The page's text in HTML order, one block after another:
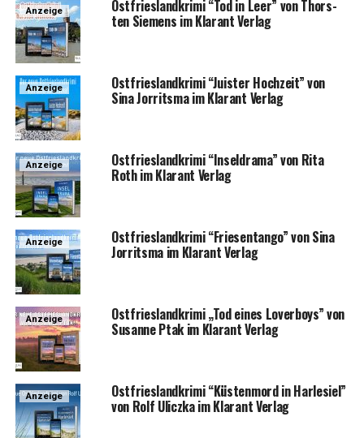
Anzeige Ost­fries­land­kri­mi “Tod in Leer” von Thors­
ten Sie­mens im Klar­ant Verlag
Anzeige Ost­fries­land­kri­mi “Juis­ter Hoch­zeit” von
Sina Jor­rit­s­ma im Klar­ant Verlag
Anzeige Ost­fries­land­kri­mi “Insel­dra­ma” von Rita
Roth im Klar­ant Verlag
Anzeige Ost­fries­land­kri­mi “Frie­sen­tan­go” von Sina
Jor­rit­s­ma im Klar­ant Verlag
Anzeige Ost­fries­land­kri­mi „Tod eines Lover­boys” von
Susan­ne Ptak im Klar­ant Verlag
Anzeige Ost­fries­land­kri­mi “Küs­ten­mord in Harle­si­el”
von Rolf Ulicz­ka im Klar­ant Verlag